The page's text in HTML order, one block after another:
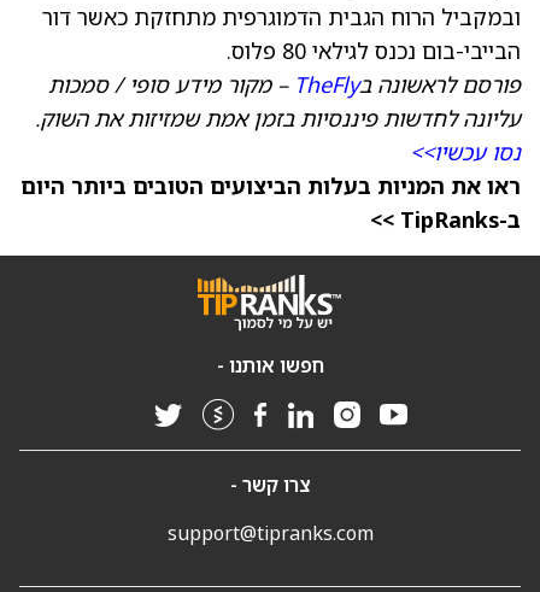
ובמקביל הרוח הגבית הדמוגרפית מתחזקת כאשר דור
הבייבי-בום נכנס לגילאי 80 פלוס.
פורסם לראשונה בTheFly – מקור מידע סופי / סמכות
עליונה לחדשות פיננסיות בזמן אמת שמזיזות את השוק.
נסו עכשיו>>
ראו את המניות בעלות הביצועים הטובים ביותר היום
ב-TipRanks >>
חפשו אותנו -
צרו קשר -
support@tipranks.com